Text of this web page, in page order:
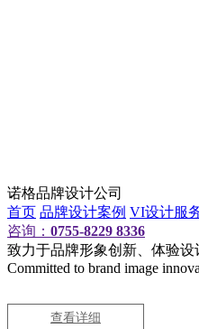
诺格品牌设计公司
首页 品牌设计案例 VI设计服
咨询： 0755-8229 8336
致力于品牌形象创新、体验设
Committed to brand image
查看详细